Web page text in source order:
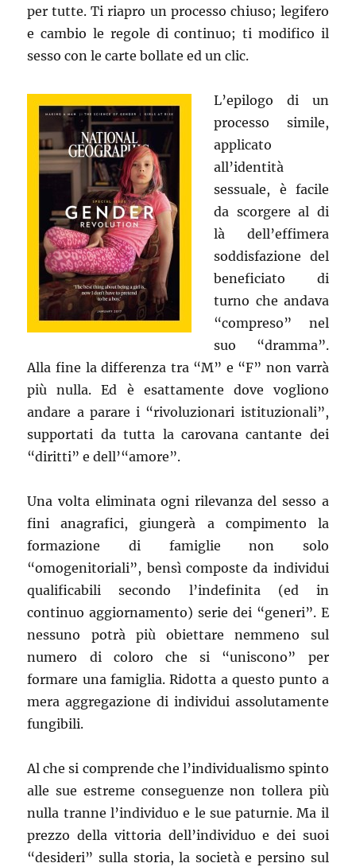
per tutte. Ti riapro un processo chiuso; legifero
e cambio le regole di continuo; ti modifico il
sesso con le carte bollate ed un clic.
L’epilogo di un
processo simile,
applicato
all’identità
sessuale, è facile
da scorgere al di
là dell’effimera
soddisfazione del
beneficiato di
turno che andava
“compreso” nel
suo “dramma”.
Alla fine la differenza tra “M” e “F” non varrà
più nulla. Ed è esattamente dove vogliono
andare a parare i “rivoluzionari istituzionali”,
supportati da tutta la carovana cantante dei
“diritti” e dell’“amore”.
Una volta eliminata ogni rilevanza del sesso a
fini anagrafici, giungerà a compimento la
formazione di famiglie non solo
“omogenitoriali”, bensì composte da individui
qualificabili secondo l’indefinita (ed in
continuo aggiornamento) serie dei “generi”. E
nessuno potrà più obiettare nemmeno sul
numero di coloro che si “uniscono” per
formare una famiglia. Ridotta a questo punto a
mera aggregazione di individui assolutamente
fungibili.
Al che si comprende che l’individualismo spinto
alle sue estreme conseguenze non tollera più
nulla tranne l’individuo e le sue paturnie. Ma il
prezzo della vittoria dell’individuo e dei suoi
“desideri” sulla storia, la società e persino sul